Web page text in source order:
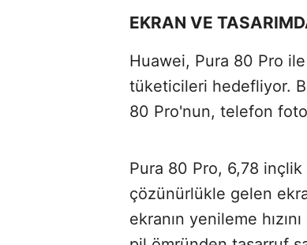
EKRAN VE
Huawei, Pura 80 Pro
tüketicileri hedefliyor.
80 Pro'nun, telefon
Pura 80 Pro, 6,78 inçlik
çözünürlükle gelen
ekranın yenileme